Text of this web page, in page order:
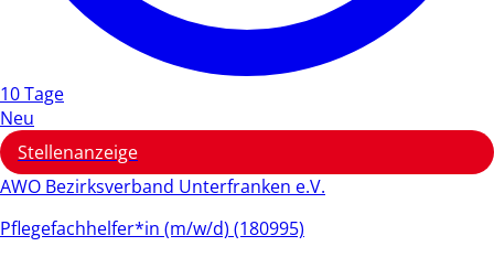
10 Tage
Neu
Stellenanzeige
AWO Bezirksverband Unterfranken e.V.
Pflegefachhelfer*in (m/w/d) (180995)